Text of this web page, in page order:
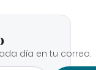
día en tu correo.